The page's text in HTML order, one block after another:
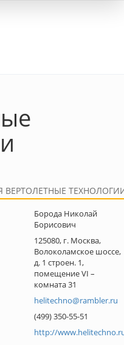
Борода Николай
Борисович
125080, г. Москва,
Волоколамское шоссе,
д. 1 строен. 1,
помещение VI –
комната 31
helitechno@rambler.ru
(499) 350-55-51
http://